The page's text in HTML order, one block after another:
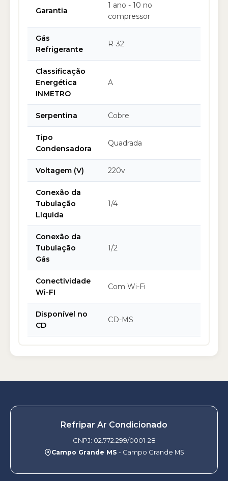
Garantia
1 ano - 10 no
compressor
Gás
Refrigerante
R-32
Classificação
Energética
INMETRO
A
Serpentina Cobre
Tipo
Condensadora
Quadrada
Voltagem (V) 220v
Conexão da
Tubulação
Líquida
1/4
Conexão da
Tubulação
Gás
1/2
Conectividade
Wi-FI
Com Wi-Fi
Disponível no
CD
CD-MS
Refripar Ar Condicionado
CNPJ: 02.772.299/0001-28
Campo Grande MS - Campo Grande MS